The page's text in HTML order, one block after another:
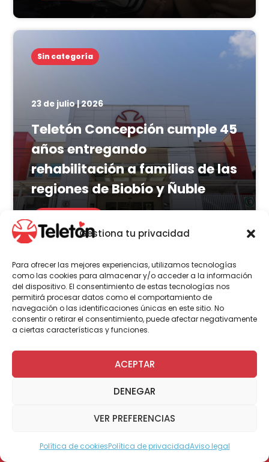
Gestiona tu privacidad
Para ofrecer las mejores experiencias, utilizamos tecnologías
como las cookies para almacenar y/o acceder a la información
del dispositivo. El consentimiento de estas tecnologías nos
permitirá procesar datos como el comportamiento de
navegación o las identificaciones únicas en este sitio. No
consentir o retirar el consentimiento, puede afectar negativamente
a ciertas características y funciones.
ACEPTAR
DENEGAR
VER PREFERENCIAS
Política de cookiesPolítica de privacidadAviso legal
Sin categoría
23 de julio | 2026
Teletón Concepción cumple 45
años entregando
rehabilitación a familias de las
regiones de Biobío y Ñuble
LEER MÁS
Actualidad Voluntariado
23 de julio | 2026
Programa Abre: Voluntariado
de Teletón mejoró
viviendas a nivel nacional
LEER MÁS Modo Accesible